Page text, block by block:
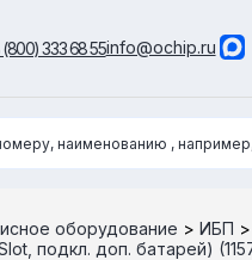
333 68 55info@ochip.ru
наименованию ,
оборудование > ИБП >
подкл. доп. батарей)